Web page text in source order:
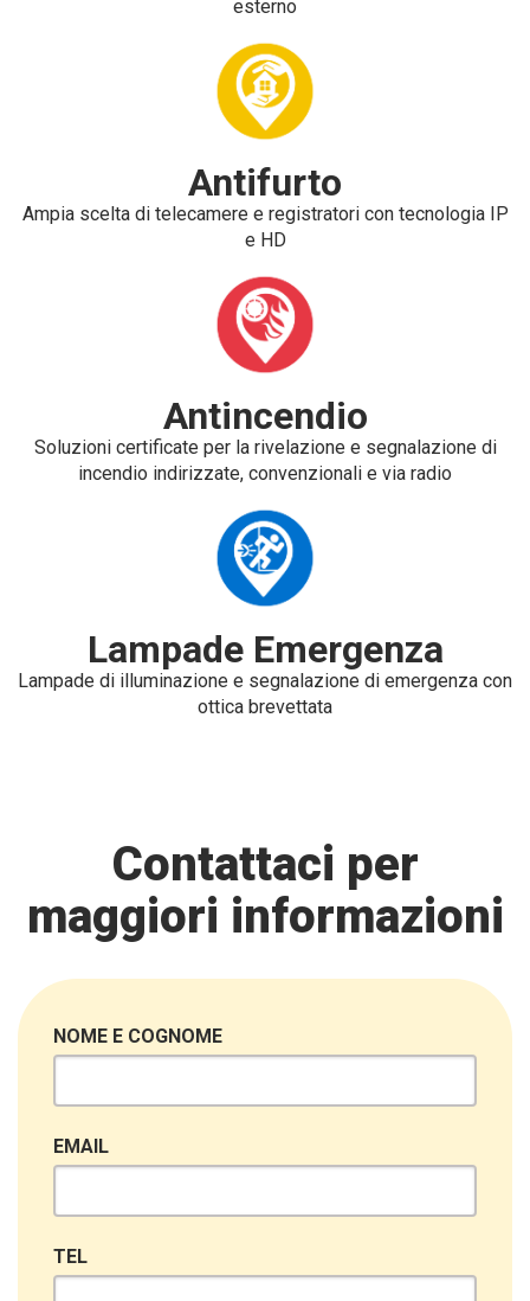
esterno
Antifurto
Ampia scelta di telecamere e registratori con tecnologia IP
e HD
Antincendio
Soluzioni certificate per la rivelazione e segnalazione di
incendio indirizzate, convenzionali e via radio
Lampade Emergenza
Lampade di illuminazione e segnalazione di emergenza con
ottica brevettata
Contattaci per
maggiori informazioni
NOME E COGNOME
EMAIL
TEL